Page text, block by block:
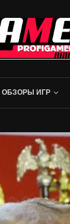
ОБЗОРЫ ИГР